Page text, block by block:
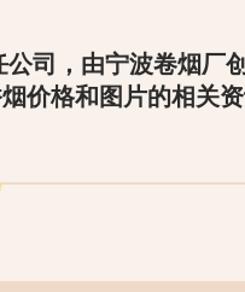
司，由宁波卷烟厂
价格和图片的相关